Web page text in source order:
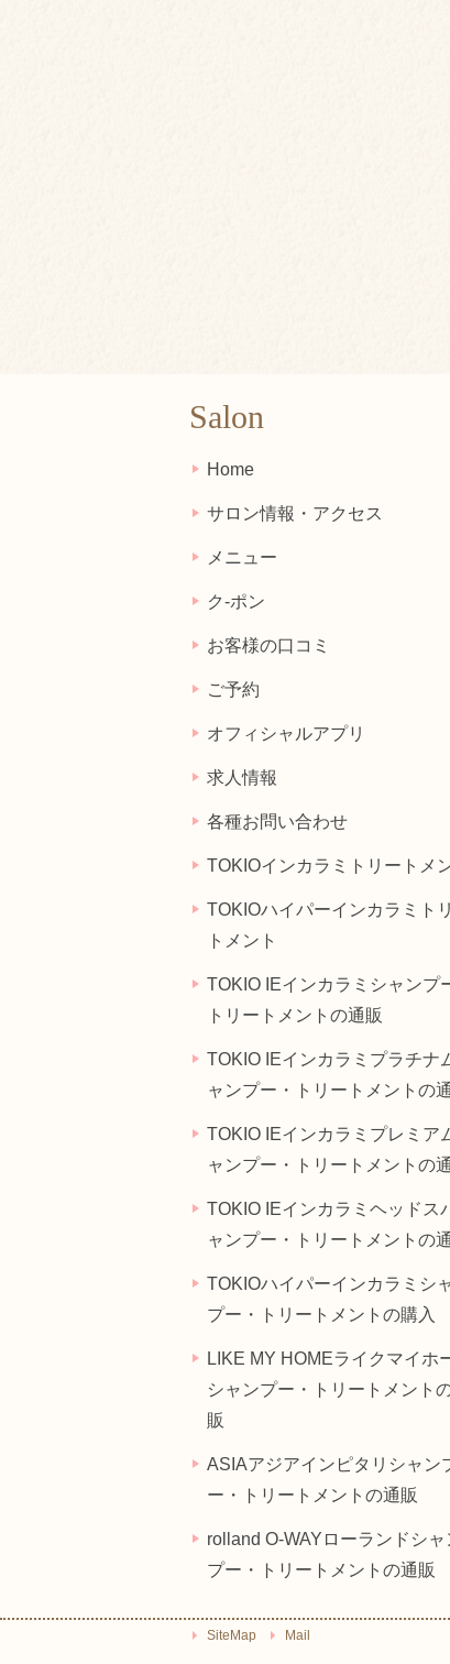
Salon
Home
サロン情報・アクセス
メニュー
ク-ポン
お客様の口コミ
ご予約
オフィシャルアプリ
求人情報
各種お問い合わせ
TOKIOインカラミトリートメ
TOKIOハイパーインカラミト
トメント
TOKIO IEインカラミシャンプ
トリートメントの通販
TOKIO IEインカラミプラチナ
ャンプー・トリートメントの
TOKIO IEインカラミプレミア
ャンプー・トリートメントの
TOKIO IEインカラミヘッドス
ャンプー・トリートメントの
TOKIOハイパーインカラミシ
プー・トリートメントの購入
LIKE MY HOMEライクマイホ
シャンプー・トリートメント
販
ASIAアジアインピタリシャン
ー・トリートメントの通販
rolland O-WAYローランドシャ
プー・トリートメントの通販
SiteMap Mail